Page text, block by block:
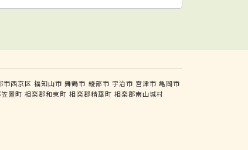
市西京区 福知山市 舞鶴市 綾部市 宇治市 宮津市 亀岡市
置町 相楽郡和束町 相楽郡精華町 相楽郡南山城村